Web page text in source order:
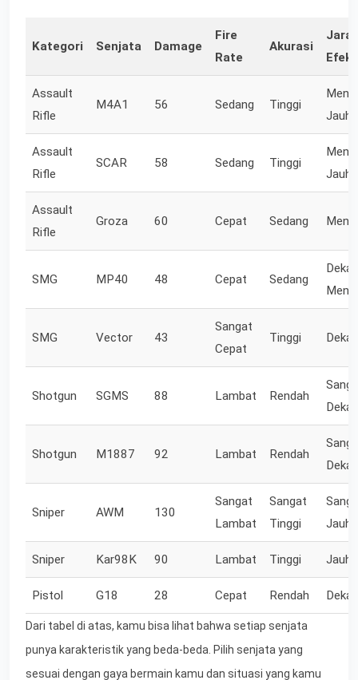
Kategori Senjata Damage
Fire
Rate
Akurasi
Jarak
Assault
Rifle
M4A1 56 Sedang Tinggi
Jauh
Assault
Rifle
SCAR 58 Sedang Tinggi
Jauh
Assault
Rifle
Groza 60 Cepat Sedang
SMG MP40 48 Cepat Sedang
SMG Vector 43
Sangat
Cepat
Tinggi Dekat
Shotgun SGMS 88 Lambat Rendah
Dekat
Shotgun M1887 92 Lambat Rendah
Dekat
Sniper AWM 130
Sangat
Lambat
Sangat
Tinggi
Jauh
Sniper Kar98K 90 Lambat Tinggi Jauh
Pistol G18 28 Cepat Rendah Dekat
Dari tabel di atas, kamu bisa lihat bahwa setiap senjata
punya karakteristik yang beda-beda. Pilih senjata yang
sesuai dengan gaya bermain kamu dan situasi yang kamu